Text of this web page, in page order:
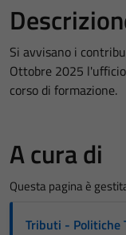
Si avvisano i
Ottobre 2025
corso di formazione.
A cura di
Questa pagina è
Tributi - Politiche